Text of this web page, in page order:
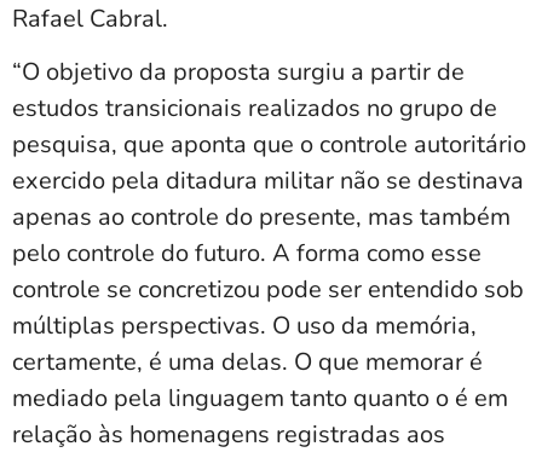
Rafael Cabral.
“O objetivo da proposta surgiu a partir de
estudos transicionais realizados no grupo de
pesquisa, que aponta que o controle autoritário
exercido pela ditadura militar não se destinava
apenas ao controle do presente, mas também
pelo controle do futuro. A forma como esse
controle se concretizou pode ser entendido sob
múltiplas perspectivas. O uso da memória,
certamente, é uma delas. O que memorar é
mediado pela linguagem tanto quanto o é em
relação às homenagens registradas aos